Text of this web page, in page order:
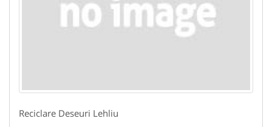
Reciclare Deseuri Lehliu